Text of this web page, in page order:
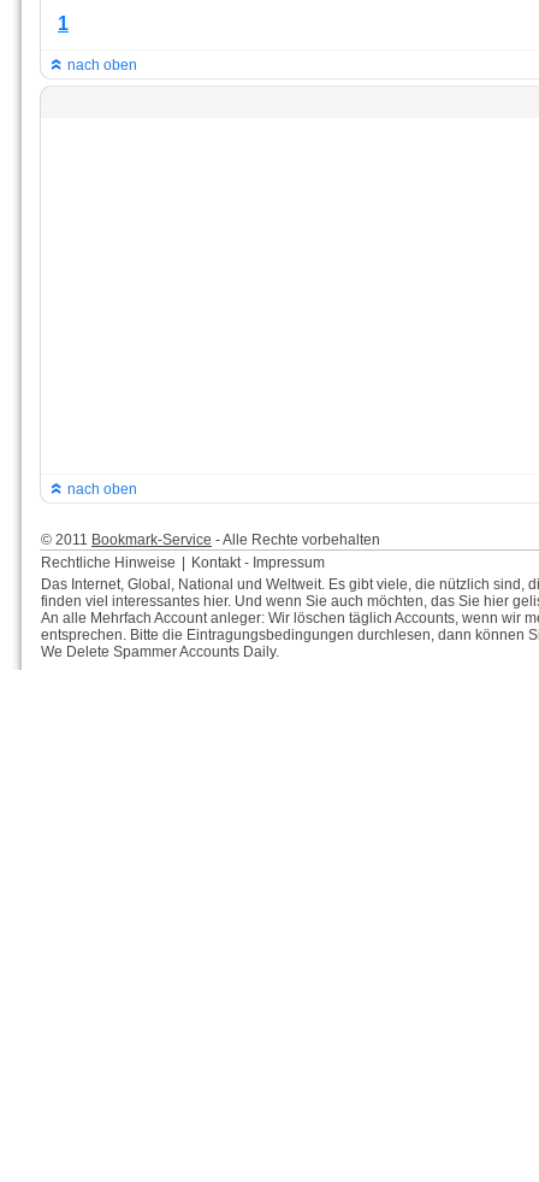
1
nach oben
nach oben
© 2011 Bookmark-Service - Alle Rechte vorbehalten
Rechtliche Hinweise
Kontakt - Impressum
Das Internet, Global, National und Weltweit. Es gibt viele, die nützlich
finden viel interessantes hier. Und wenn Sie auch möchten, das Sie hier
An alle Mehrfach Account anleger: Wir löschen täglich Accounts, wenn wir
entsprechen. Bitte die Eintragungsbedingungen durchlesen, dann können
We Delete Spammer Accounts Daily.